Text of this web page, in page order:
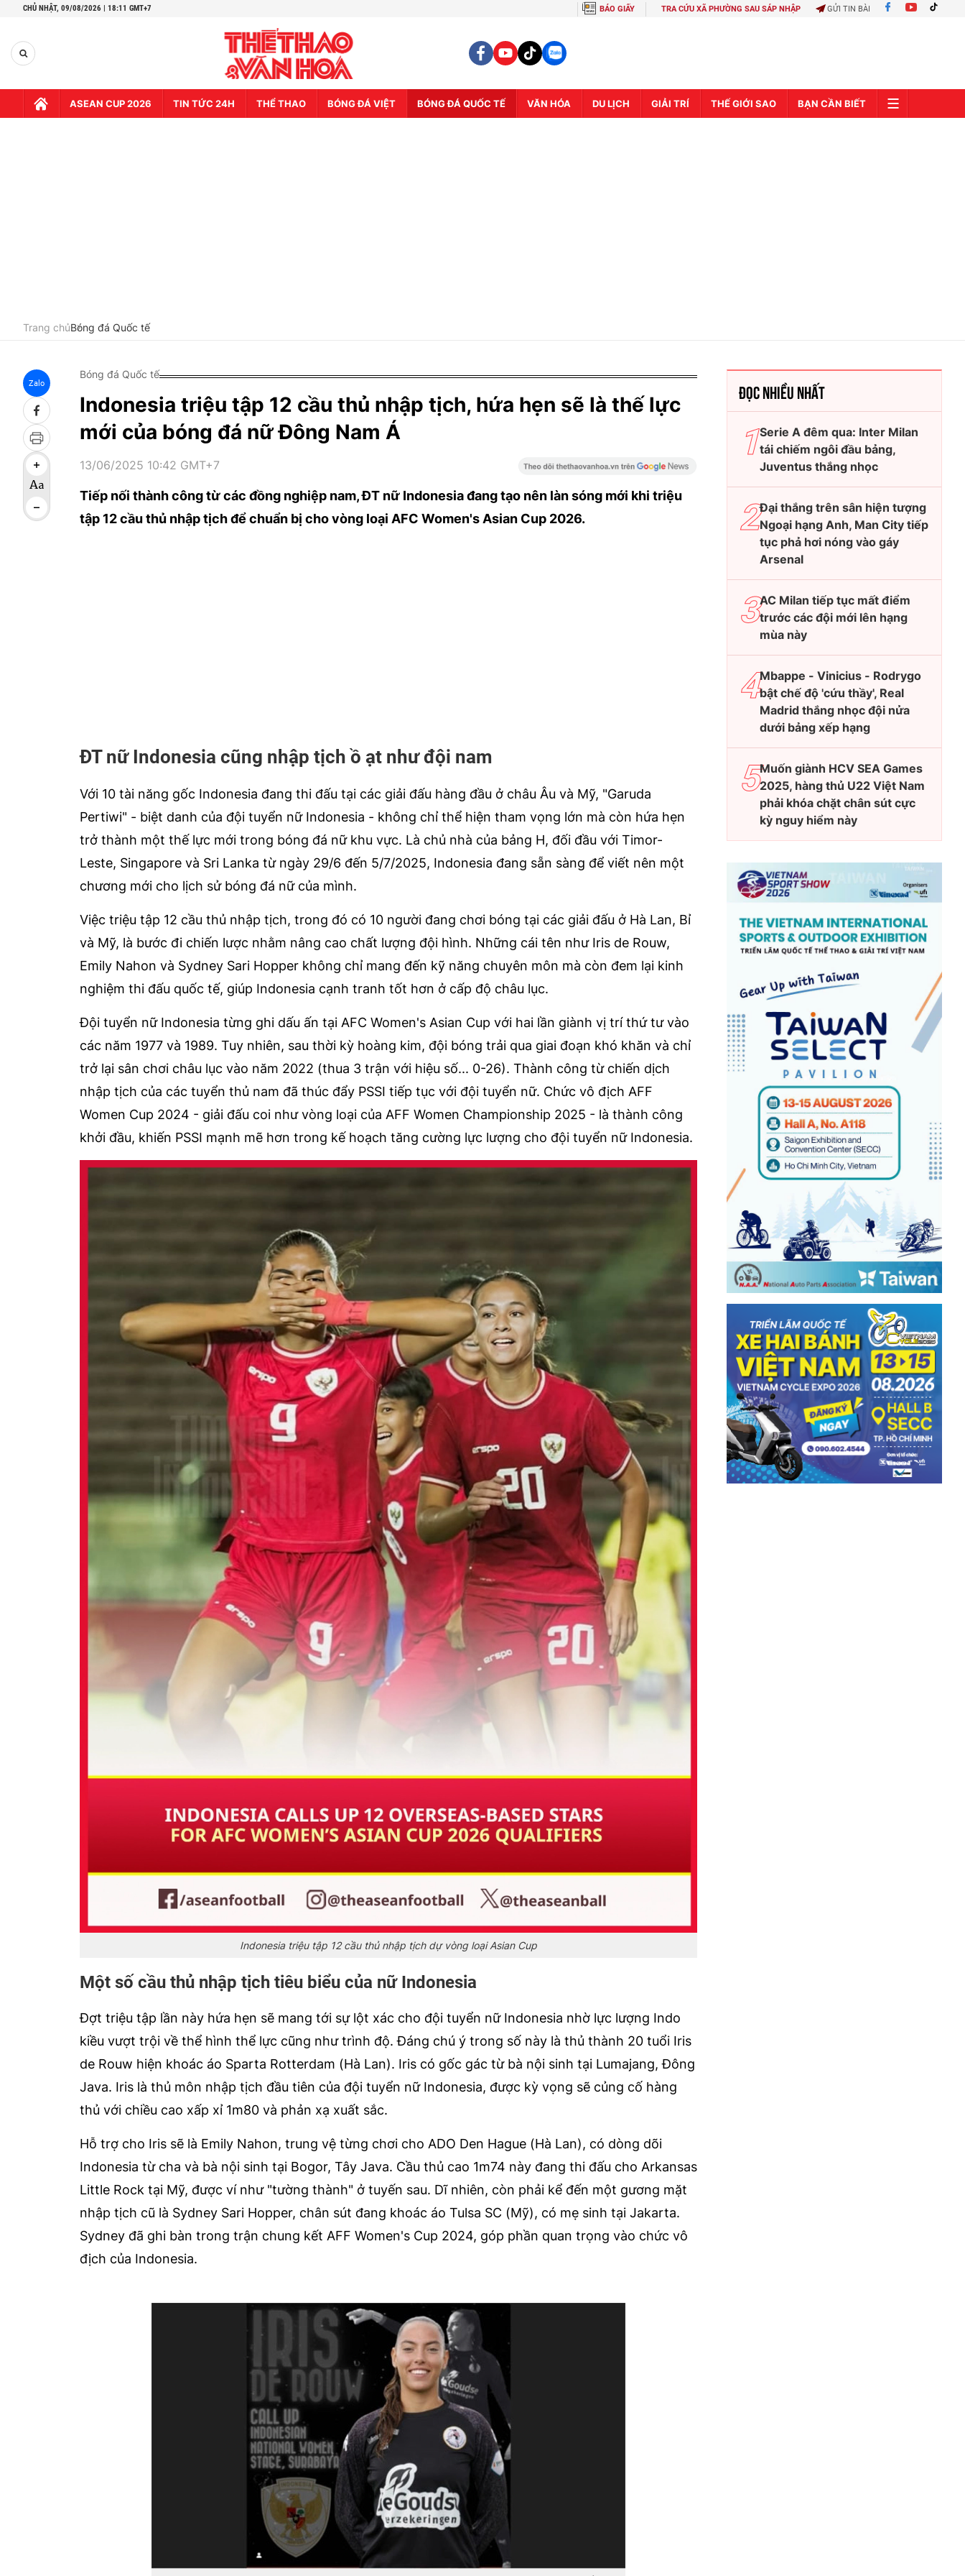
CHỦ NHẬT, 09/08/2026 | 18:11 GMT+7 BÁO GIẤY TRA CỨU XÃ PHƯỜNG SAU SÁP NHẬP GỬI TIN BÀI
ASEAN CUP 2026 TIN TỨC 24H THỂ THAO BÓNG ĐÁ VIỆT BÓNG ĐÁ QUỐC TẾ VĂN HÓA DU LỊCH GIẢI TRÍ THẾ GIỚI SAO BẠN CẦN BIẾT
Trang chủBóng đá Quốc tế
Zalo
Bóng đá Quốc tế
Indonesia triệu tập 12 cầu thủ nhập tịch, hứa hẹn sẽ là thế lực
mới của bóng đá nữ Đông Nam Á
13/06/2025 10:42 GMT+7
Tiếp nối thành công từ các đồng nghiệp nam, ĐT nữ Indonesia đang tạo nên làn sóng mới khi triệu
tập 12 cầu thủ nhập tịch để chuẩn bị cho vòng loại AFC Women's Asian Cup 2026.
ĐT nữ Indonesia cũng nhập tịch ồ ạt như đội nam
Với 10 tài năng gốc Indonesia đang thi đấu tại các giải đấu hàng đầu ở châu Âu và Mỹ, "Garuda
Pertiwi" - biệt danh của đội tuyển nữ Indonesia - không chỉ thể hiện tham vọng lớn mà còn hứa hẹn
trở thành một thế lực mới trong bóng đá nữ khu vực. Là chủ nhà của bảng H, đối đầu với Timor-
Leste, Singapore và Sri Lanka từ ngày 29/6 đến 5/7/2025, Indonesia đang sẵn sàng để viết nên một
chương mới cho lịch sử bóng đá nữ của mình.
Việc triệu tập 12 cầu thủ nhập tịch, trong đó có 10 người đang chơi bóng tại các giải đấu ở Hà Lan, Bỉ
và Mỹ, là bước đi chiến lược nhằm nâng cao chất lượng đội hình. Những cái tên như Iris de Rouw,
Emily Nahon và Sydney Sari Hopper không chỉ mang đến kỹ năng chuyên môn mà còn đem lại kinh
nghiệm thi đấu quốc tế, giúp Indonesia cạnh tranh tốt hơn ở cấp độ châu lục.
Đội tuyển nữ Indonesia từng ghi dấu ấn tại AFC Women's Asian Cup với hai lần giành vị trí thứ tư vào
các năm 1977 và 1989. Tuy nhiên, sau thời kỳ hoàng kim, đội bóng trải qua giai đoạn khó khăn và chỉ
trở lại sân chơi châu lục vào năm 2022 (thua 3 trận với hiệu số... 0-26). Thành công từ chiến dịch
nhập tịch của các tuyển thủ nam đã thúc đẩy PSSI tiếp tục với đội tuyển nữ. Chức vô địch AFF
Women Cup 2024 - giải đấu coi như vòng loại của AFF Women Championship 2025 - là thành công
khởi đầu, khiến PSSI mạnh mẽ hơn trong kế hoạch tăng cường lực lượng cho đội tuyển nữ Indonesia.
Indonesia triệu tập 12 cầu thủ nhập tịch dự vòng loại Asian Cup
Một số cầu thủ nhập tịch tiêu biểu của nữ Indonesia
Đợt triệu tập lần này hứa hẹn sẽ mang tới sự lột xác cho đội tuyển nữ Indonesia nhờ lực lượng Indo
kiều vượt trội về thể hình thể lực cũng như trình độ. Đáng chú ý trong số này là thủ thành 20 tuổi Iris
de Rouw hiện khoác áo Sparta Rotterdam (Hà Lan). Iris có gốc gác từ bà nội sinh tại Lumajang, Đông
Java. Iris là thủ môn nhập tịch đầu tiên của đội tuyển nữ Indonesia, được kỳ vọng sẽ củng cố hàng
thủ với chiều cao xấp xỉ 1m80 và phản xạ xuất sắc.
Hỗ trợ cho Iris sẽ là Emily Nahon, trung vệ từng chơi cho ADO Den Hague (Hà Lan), có dòng dõi
Indonesia từ cha và bà nội sinh tại Bogor, Tây Java. Cầu thủ cao 1m74 này đang thi đấu cho Arkansas
Little Rock tại Mỹ, được ví như "tường thành" ở tuyến sau. Dĩ nhiên, còn phải kể đến một gương mặt
nhập tịch cũ là Sydney Sari Hopper, chân sút đang khoác áo Tulsa SC (Mỹ), có mẹ sinh tại Jakarta.
Sydney đã ghi bàn trong trận chung kết AFF Women's Cup 2024, góp phần quan trọng vào chức vô
địch của Indonesia.
ĐỌC NHIỀU NHẤT
Serie A đêm qua: Inter Milan
tái chiếm ngôi đầu bảng,
Juventus thắng nhọc
Đại thắng trên sân hiện tượng
Ngoại hạng Anh, Man City tiếp
tục phả hơi nóng vào gáy
Arsenal
AC Milan tiếp tục mất điểm
trước các đội mới lên hạng
mùa này
Mbappe - Vinicius - Rodrygo
bật chế độ 'cứu thầy', Real
Madrid thắng nhọc đội nửa
dưới bảng xếp hạng
Muốn giành HCV SEA Games
2025, hàng thủ U22 Việt Nam
phải khóa chặt chân sút cực
kỳ nguy hiểm này